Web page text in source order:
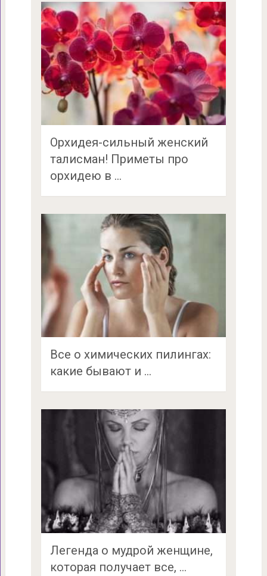
Орхидея-сильный женский
талисман! Приметы про
орхидею в …
Все о химических пилингах:
какие бывают и …
Легенда о мудрой женщине,
которая получает все, …